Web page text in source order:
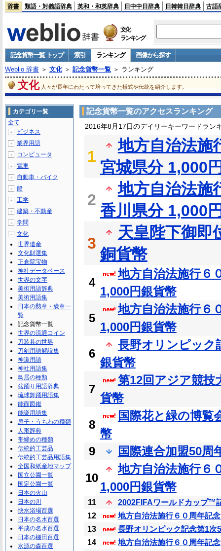
辞書 類語・対義語辞典 英和・和英辞典 日中中日辞典 日韓韓日辞典 古語
文化
ランキング
記念貨幣一覧 トップ 索引 ランキング
画像から探す
Weblio 辞書＞ 文化＞ 記念貨幣一覧＞ ランキング
文化 人々が長年にわたって培ってきた様式や伝統を紹介します。
記念貨幣一覧のアクセスランキング
2016年8月17日のデイリーキーワードラン
1
地方自治法施
宮城県分 1,000
2
地方自治法施
香川県分 1,000
3
天皇陛下御即
銅貨幣
4
地方自治法施行６
1,000円銀貨幣
5
地方自治法施行６
1,000円銀貨幣
6
長野オリンピック
銀貨幣
7
第12回アジア競技
貨幣
8
国際花と緑の博覧
幣
9
国際連合加盟50周
10
地方自治法施行６
1,000円銀貨幣
11
2002FIFAワールドカップ™
12
地方自治法施行６０周年記
13
長野オリンピック記念第1次
14
地方自治法施行６０周年記
カテゴリ一覧
全て
＋ ビジネス
＋ 業界用語
＋ コンピュータ
＋ 電車
＋ 自動車・バイク
＋ 船
＋ 工学
＋ 建築・不動産
＋ 学問
－
文化
世界遺産
文化財選集
正倉院宝物
神社データベース
世界の文字
美術用語辞典
美術用語集
日本の勲章・褒章一
覧
記念貨幣一覧
世界の流通コイン
刀装具の世界
刀剣用語解説集
神道用語
神社用語集
鳥居の種類
盆踊り用語辞典
琉球舞踊用語集
能面図鑑
能楽用語集
扇子・うちわの種類
人形辞典
帯締めの種類
伝統的工芸品
伝統的工芸品用語集
全国和紙産地マップ
国立公園一覧
国定公園一覧
日本の火山
日本の川
快水浴場百選
日本の名水百選
平成の名水百選
日本の棚田百選
水源の森百選